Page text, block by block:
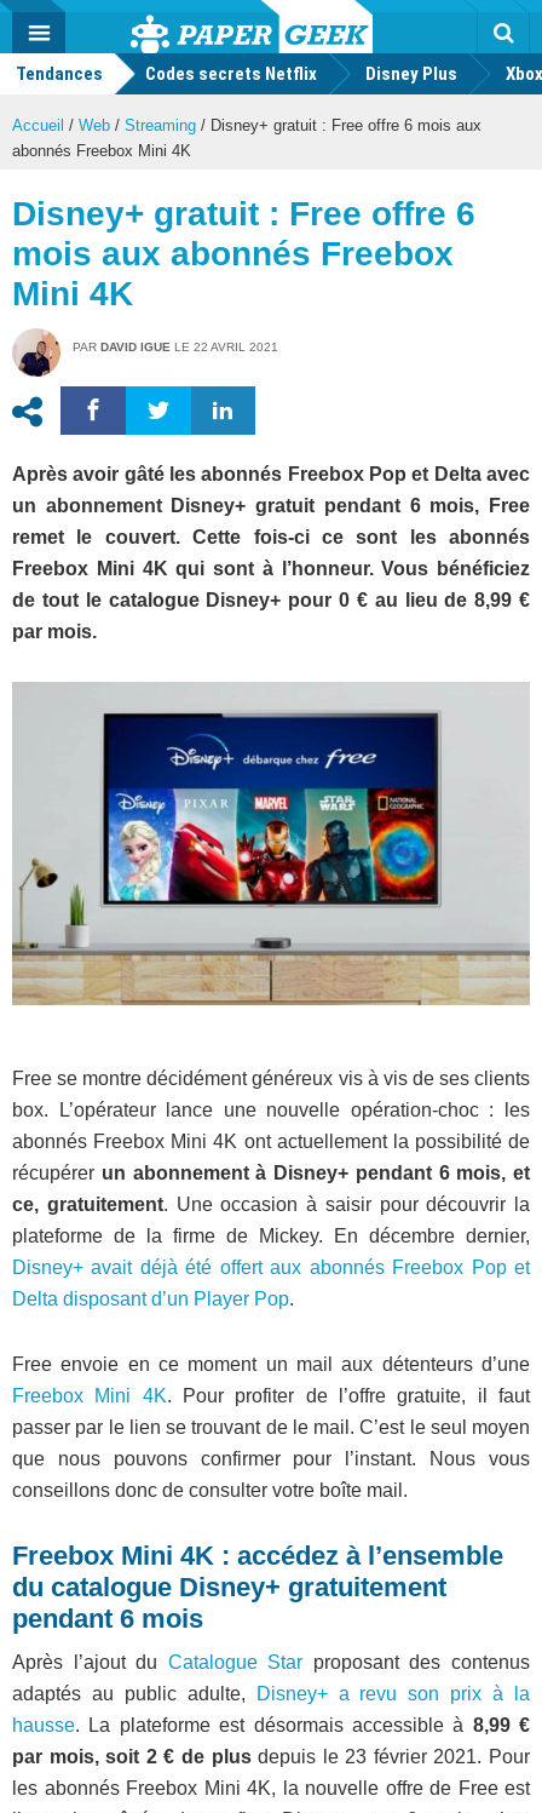
Actu
geek
MENU
Tendances Codes secrets Netflix Disney Plus
Accueil / Web / Streaming / Disney+ gratuit : Free offre 6 mois aux
abonnés Freebox Mini 4K
Disney+ gratuit : Free offre 6
mois aux abonnés Freebox
Mini 4K
PAR DAVID IGUE LE 22 AVRIL 2021
Après avoir gâté les abonnés Freebox Pop et Delta avec
un abonnement Disney+ gratuit pendant 6 mois, Free
remet le couvert. Cette fois-ci ce sont les abonnés
Freebox Mini 4K qui sont à l’honneur. Vous bénéficiez
de tout le catalogue Disney+ pour 0 € au lieu de 8,99 €
par mois.
Free se montre décidément généreux vis à vis de ses clients
box. L’opérateur lance une nouvelle opération-choc : les
abonnés Freebox Mini 4K ont actuellement la possibilité de
récupérer un abonnement à Disney+ pendant 6 mois, et
ce, gratuitement. Une occasion à saisir pour découvrir la
plateforme de la firme de Mickey. En décembre dernier,
Disney+ avait déjà été offert aux abonnés Freebox Pop et
Delta disposant d’un Player Pop.
Free envoie en ce moment un mail aux détenteurs d’une
Freebox Mini 4K. Pour profiter de l’offre gratuite, il faut
passer par le lien se trouvant de le mail. C’est le seul moyen
que nous pouvons confirmer pour l’instant. Nous vous
conseillons donc de consulter votre boîte mail.
Freebox Mini 4K : accédez à l’ensemble
du catalogue Disney+ gratuitement
pendant 6 mois
Après l’ajout du Catalogue Star proposant des contenus
adaptés au public adulte,
Disney+ a revu son prix à la
hausse. La plateforme est désormais accessible à 8,99 €
par mois, soit 2 € de plusdepuis le 23 février 2021. Pour
les abonnés Freebox Mini 4K, la nouvelle offre de Free est
Mode
FacebookTwitter Youtube